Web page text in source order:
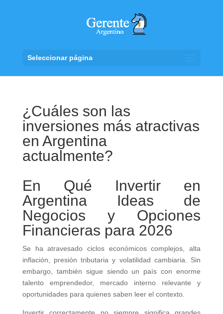
Seleccionar página
¿Cuáles son las
inversiones más atractivas
en Argentina
actualmente?
En Qué Invertir en
Argentina Ideas de
Negocios y Opciones
Financieras para 2026
Se ha atravesado ciclos económicos complejos, alta
inflación, presión tributaria y volatilidad cambiaria. Sin
embargo, también sigue siendo un país con enorme
talento emprendedor, mercado interno relevante y
oportunidades para quienes saben leer el contexto.